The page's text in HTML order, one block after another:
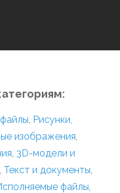
, Рисунки,
изображения,
, 3D-модели и
, Текст и документы,
файлы,